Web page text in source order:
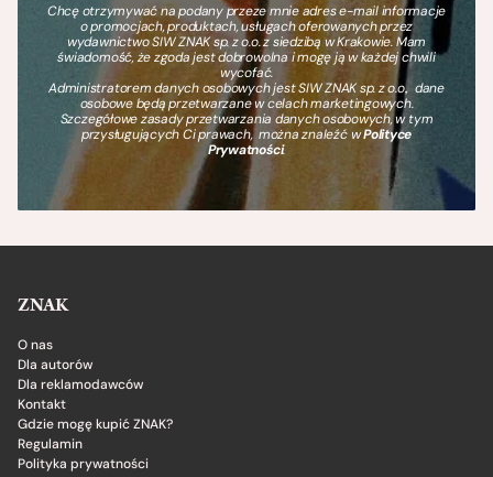
Chcę otrzymywać na podany przeze mnie adres e-mail informacje
o promocjach, produktach, usługach oferowanych przez
wydawnictwo SIW ZNAK sp. z o.o. z siedzibą w Krakowie. Mam
świadomość, że zgoda jest dobrowolna i mogę ją w każdej chwili
wycofać.
Administratorem danych osobowych jest SIW ZNAK sp. z o.o., dane
osobowe będą przetwarzane w celach marketingowych.
Szczegółowe zasady przetwarzania danych osobowych, w tym
przysługujących Ci prawach, można znaleźć wPolityce
Prywatności.
ZNAK
O nas
Dla autorów
Dla reklamodawców
Kontakt
Gdzie mogę kupić ZNAK?
Regulamin
Polityka prywatności